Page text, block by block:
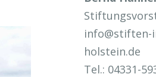
info@stiften-
holstein.de
Tel.: 04331-